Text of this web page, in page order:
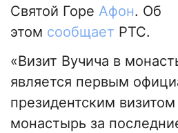
Святой Горе Афон. Об
этом сообщает РТС.
«Визит Вучича в
является первым
президентским
монастырь за